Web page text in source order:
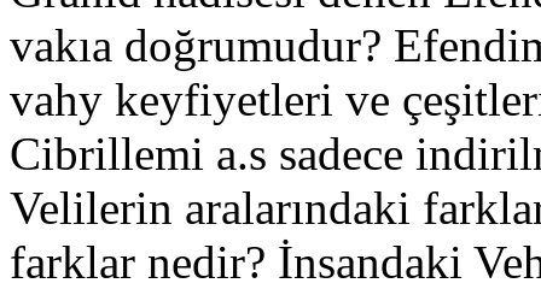
vakıa doğrumudur?
vahy keyfiyetleri ve çeşitleri
Cibrillemi a.s sadece
Velilerin aralarındaki
farklar nedir? İnsandaki